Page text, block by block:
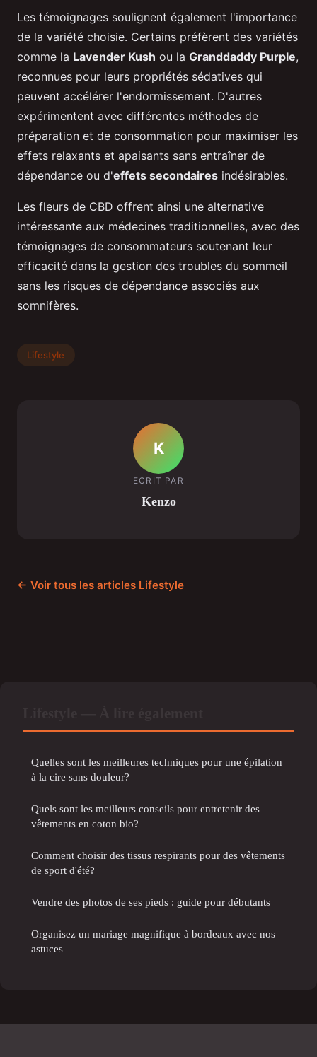
Les témoignages soulignent également l'importance
de la variété choisie. Certains préfèrent des variétés
comme la Lavender Kush ou la Granddaddy Purple,
reconnues pour leurs propriétés sédatives qui
peuvent accélérer l'endormissement. D'autres
expérimentent avec différentes méthodes de
préparation et de consommation pour maximiser les
effets relaxants et apaisants sans entraîner de
dépendance ou d'effets secondaires indésirables.
Les fleurs de CBD offrent ainsi une alternative
intéressante aux médecines traditionnelles, avec des
témoignages de consommateurs soutenant leur
efficacité dans la gestion des troubles du sommeil
sans les risques de dépendance associés aux
somnifères.
Lifestyle
K
ECRIT PAR
Kenzo
← Voir tous les articles Lifestyle
Quelles sont les meilleures techniques pour une épilation
à la cire sans douleur?
Quels sont les meilleurs conseils pour entretenir des
vêtements en coton bio?
Comment choisir des tissus respirants pour des vêtements
de sport d'été?
Vendre des photos de ses pieds : guide pour débutants
Organisez un mariage magnifique à bordeaux avec nos
astuces